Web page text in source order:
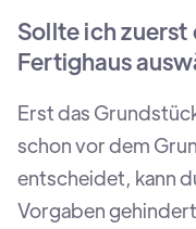
Sollte ich
Fertighaus
Erst das
schon vor dem
entscheidet, kann
Vorgaben